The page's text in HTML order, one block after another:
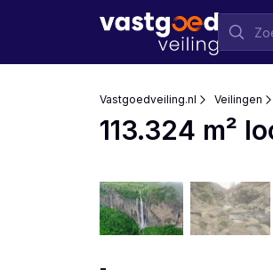
Vastgoedveiling.nl Veilingen
113.324 m²
-